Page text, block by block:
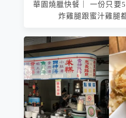
華園燒臘快餐｜ 一份只要
炸雞腿跟蜜汁雞腿